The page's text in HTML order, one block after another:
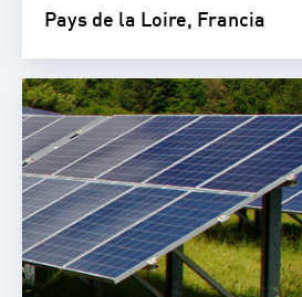
Pays de la Loire, Francia